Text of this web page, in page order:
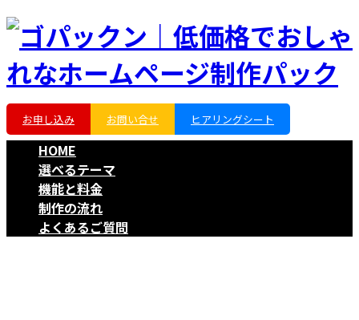
コ
テ
ン
ツ
ス
ナ
ゲ
ー
シ
ン
お申し込み お問い合せ ヒアリングシート
HOME
選べるテーマ
機能と料金
制作の流れ
よくあるご質問